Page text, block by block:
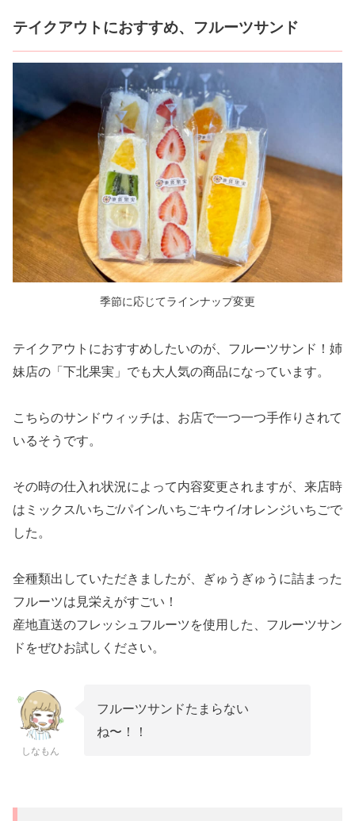
テイクアウトにおすすめ、フルーツサンド
季節に応じてラインナップ変更
テイクアウトにおすすめしたいのが、フルーツサンド！姉
妹店の「下北果実」でも大人気の商品になっています。
こちらのサンドウィッチは、お店で一つ一つ手作りされて
いるそうです。
その時の仕入れ状況によって内容変更されますが、来店時
はミックス/いちご/パイン/いちごキウイ/オレンジいちごで
した。
全種類出していただきましたが、ぎゅうぎゅうに詰まった
フルーツは見栄えがすごい！
産地直送のフレッシュフルーツを使用した、フルーツサン
ドをぜひお試しください。
しなもん
フルーツサンドたまらない
ね〜！！